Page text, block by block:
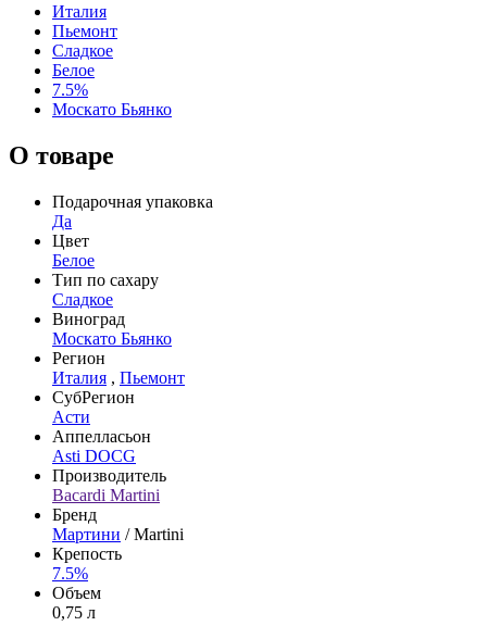
Италия
Пьемонт
Сладкое
Белое
7.5%
Москато Бьянко
О товаре
Подарочная упаковка
Да
Цвет
Белое
Тип по сахару
Сладкое
Виноград
Москато Бьянко
Регион
Италия , Пьемонт
СубРегион
Асти
Аппелласьон
Asti DOCG
Производитель
Bacardi Martini
Бренд
Мартини / Martini
Крепость
7.5%
Объем
0,75 л